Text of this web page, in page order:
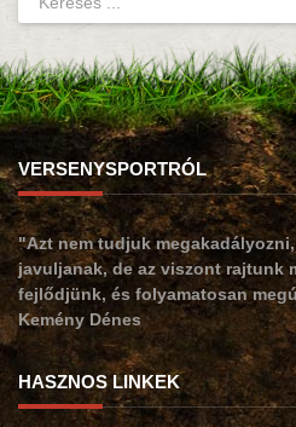
VERSENYSPORTRÓL
"Azt nem tudjuk
javuljanak, de az viszont rajtunk
fejlődjünk, és folyamatosan
Kemény Dénes
HASZNOS LINKEK